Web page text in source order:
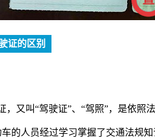
证的区别
，又叫“驾驶证”、“驾照”，是依
的人员经过学习掌握了交通法规